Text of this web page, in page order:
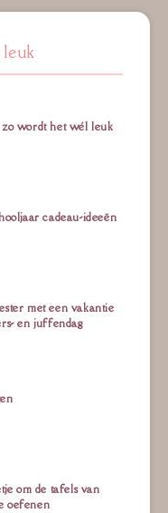
wordt het wél leuk
cadeau-ideeën
met een vakantie
en juffendag
om de tafels van
oefenen